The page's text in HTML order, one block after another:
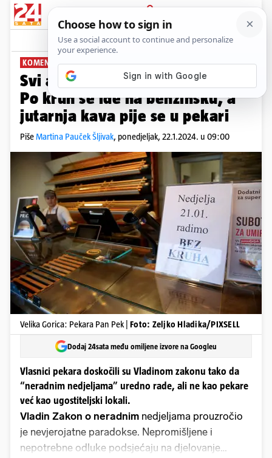
PRIJAVA
News Komentari
KOMENTIRA: MARTINA PAUČEK ŠLJIVAK PLUS+
Svi apsurdi neradnih nedjelja:
Po kruh se ide na benzinsku, a
jutarnja kava pije se u pekari
PišeMartina Pauček Šljivak, ponedjeljak, 22.1.2024. u 09:00
Velika Gorica: Pekara Pan Pek | Foto: Zeljko Hladika/PIXSELL
Dodaj 24sata među omiljene izvore na Googleu
Vlasnici pekara doskočili su Vladinom zakonu tako da
“neradnim nedjeljama” uredno rade, ali ne kao pekare
već kao ugostiteljski lokali.
Vladin Zakon o neradnim nedjeljama prouzročio
je nevjerojatne paradokse. Nepromišljene i
nepotrebne odluke podsjećaju na djelovanje